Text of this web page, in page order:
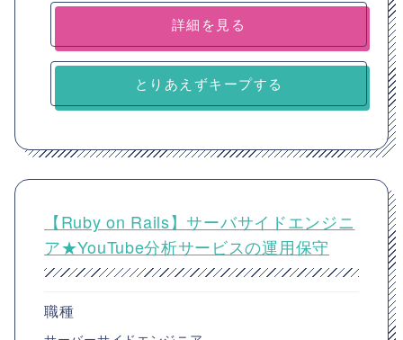
詳細を見る
とりあえずキープする
【Ruby on Rails】サーバサイドエンジニ
ア★YouTube分析サービスの運用保守
職種